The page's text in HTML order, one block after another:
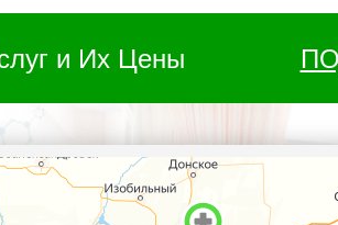
и Их Цены